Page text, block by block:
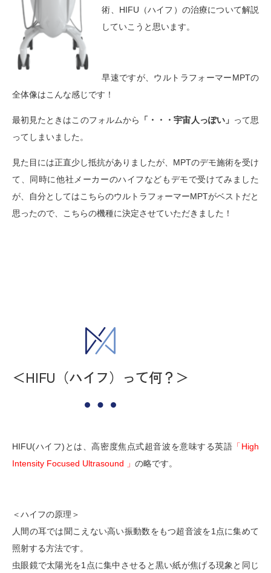
術、HIFU（ハイフ）の治療について解説
していこうと思います。
早速ですが、ウルトラフォーマーMPTの
全体像はこんな感じです！
最初見たときはこのフォルムから 「・・・宇宙人っぽい」 って思
ってしまいました。
見た目には正直少し抵抗がありましたが、MPTのデモ施術を受け
て、同時に他社メーカーのハイフなどもデモで受けてみました
が、自分としてはこちらのウルトラフォーマーMPTがベストだと
思ったので、こちらの機種に決定させていただきました！
＜HIFU（ハイフ）って何？＞
HIFU(ハイフ)とは、高密度焦点式超音波を意味する英語 「High
Intensity Focused Ultrasound 」 の略です。
＜ハイフの原理＞
人間の耳では聞こえない高い振動数をもつ超音波を1点に集めて
照射する方法です。
虫眼鏡で太陽光を1点に集中させると黒い紙が焦げる現象と同じ